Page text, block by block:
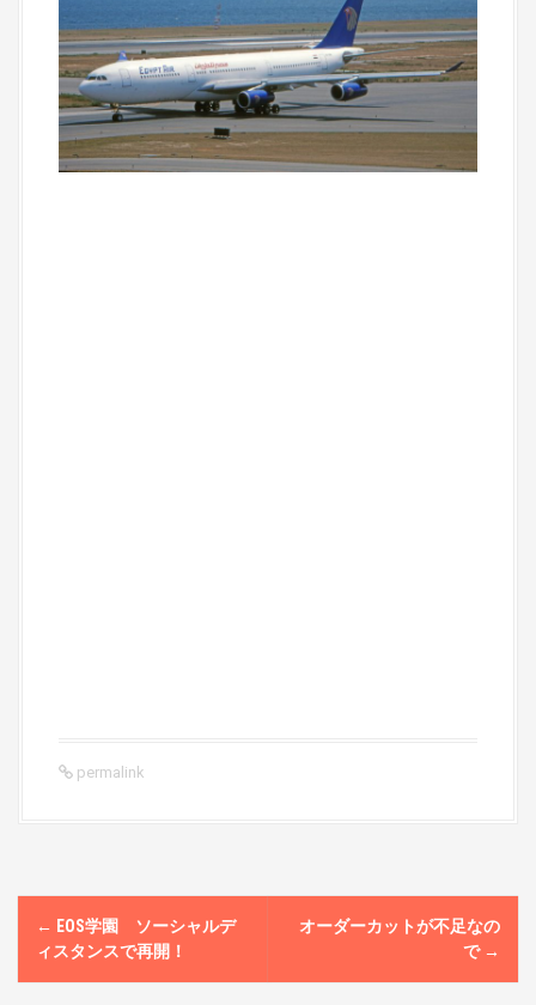
permalink
P← EOS学園 ソーシャルデ
ィスタンスで再開！
オーダーカットが不足なの
で →